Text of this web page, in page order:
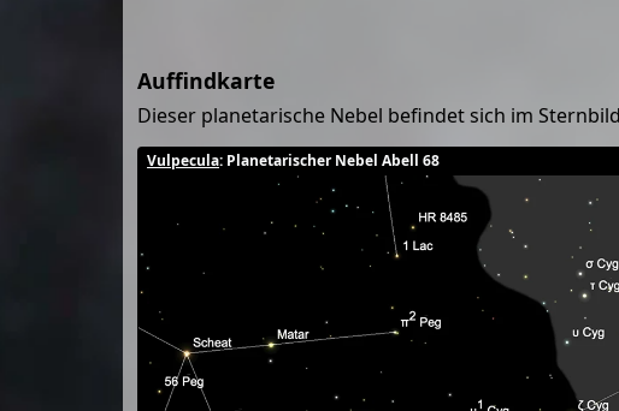
Auffindkarte
Dieser planetarische Nebel befindet sich im Sternbild
Vulpecula: Planetarischer Nebel Abell 68